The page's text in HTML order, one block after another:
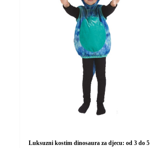
Luksuzni kostim dinosaura za djecu: od 3 do 5